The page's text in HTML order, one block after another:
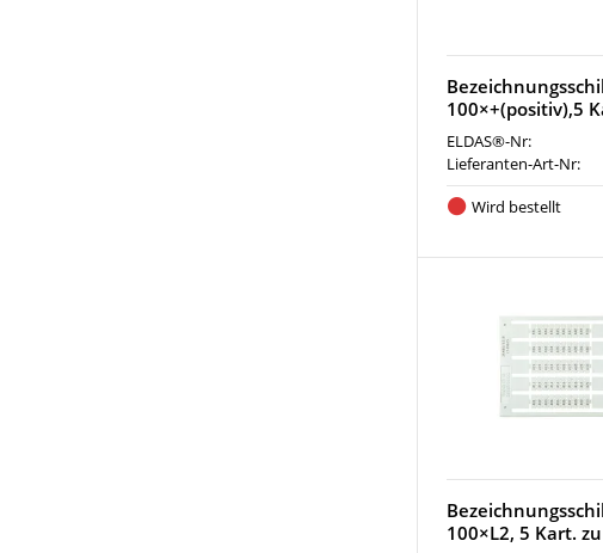
100×+(positiv),5
ELDAS®-Nr:
Lieferanten-Art-Nr:
Wird bestellt
100×L2, 5 Kart.